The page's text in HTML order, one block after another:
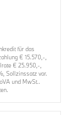
für das
€ 15.570,-,
€ 25.950,-,
Sollzinssatz var.
und MwSt..